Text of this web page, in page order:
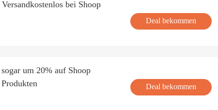
bei Shoop
Deal bekommen
um 20% auf Shoop
Deal bekommen